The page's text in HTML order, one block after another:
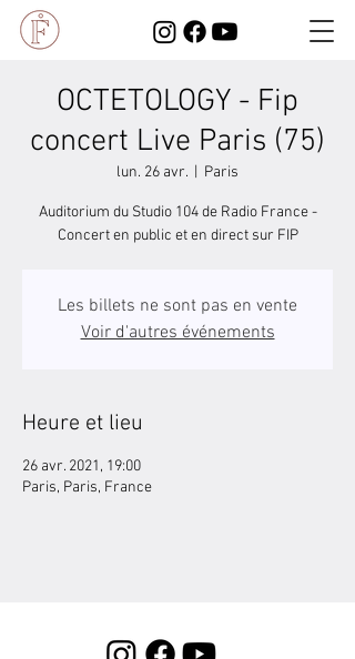
OCTETOLOGY - Fip
concert Live Paris (75)
lun. 26 avr. Paris
Auditorium du Studio 104 de Radio France -
Concert en public et en direct sur FIP
Les billets ne sont pas en vente
Voir d'autres événements
Heure et lieu
26 avr. 2021, 19:00
Paris, Paris, France